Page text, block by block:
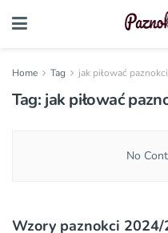
Home Tag jak piłować
Tag: jak piłować
No
Wzory paznokci 2024/